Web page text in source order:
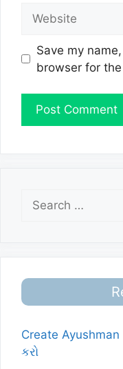
Save my
browser for
Search
for:
Create
કરો